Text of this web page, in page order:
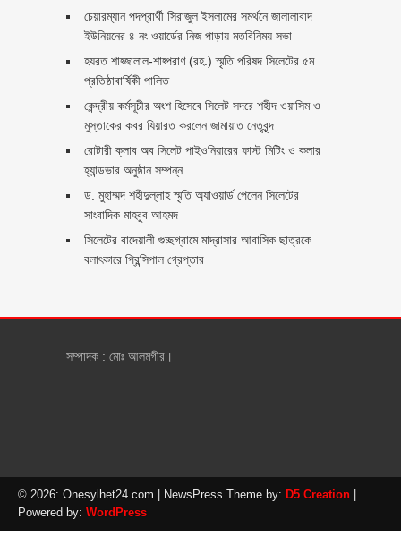
চেয়ারম্যান পদপ্রার্থী সিরাজুল ইসলামের সমর্থনে জালালাবাদ
ইউনিয়নের ৪ নং ওয়ার্ডের নিজ পাড়ায় মতবিনিময় সভা
হযরত শাহ্জালাল-শাহ্পরাণ (রহ.) স্মৃতি পরিষদ সিলেটের ৫ম
প্রতিষ্ঠাবার্ষিকী পালিত ‎​
কেন্দ্রীয় কর্মসূচীর অংশ হিসেবে সিলেট সদরে শহীদ ওয়াসিম ও
মুস্তাকের কবর যিয়ারত করলেন জামায়াত নেতৃবৃন্দ ‎
রোটারী ক্লাব অব সিলেট পাইওনিয়ারের ফাস্ট মিটিং ও কলার
হ্যান্ডভার অনুষ্ঠান সম্পন্ন
ড. মুহাম্মদ শহীদুল্লাহ স্মৃতি অ্যাওয়ার্ড পেলেন সিলেটের
সাংবাদিক মাহবুব আহমদ
সিলেটের বাদেয়ালী গুচ্ছগ্রামে মাদ্রাসার আবাসিক ছাত্রকে
বলাৎকারে প্রিন্সিপাল গ্রেপ্তার ‎
সম্পাদক : মোঃ আলমগীর।
© 2026: Onesylhet24.com | NewsPress Theme by: D5 Creation
Powered by: WordPress